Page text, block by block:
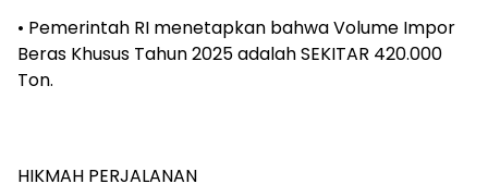
‎• Pemerintah RI menetapkan bahwa Volume Impor
Beras Khusus Tahun 2025 adalah SEKITAR 420.000
Ton.
‎HIKMAH PERJALANAN